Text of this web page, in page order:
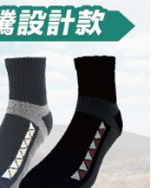
本公司）所提供，讓
店將買賣／分期付款
帳款。
，商店將以您的個人
蒐集、處理及利用，
及更正。
userRule
，可透過四大超商／
成。
要取消訂單，請聯絡
，需透過AFTEE先享
顯示為準，若有關於
繫「AFTEE先享後付
support/home